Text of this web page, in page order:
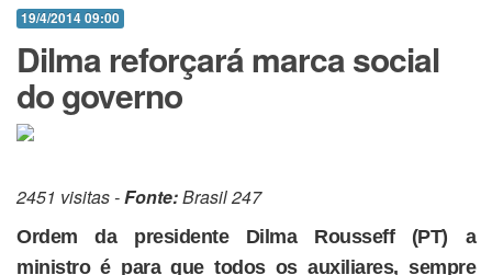
19/4/2014 09:00
Dilma reforçará marca social
do governo
2451 visitas -Fonte:Brasil 247
Ordem da presidente Dilma Rousseff (PT) a
ministro é para que todos os auxiliares, sempre